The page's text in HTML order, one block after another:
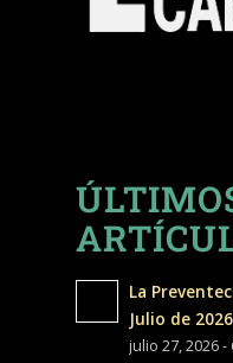
La
Julio de 2026
julio 27, 2026 -